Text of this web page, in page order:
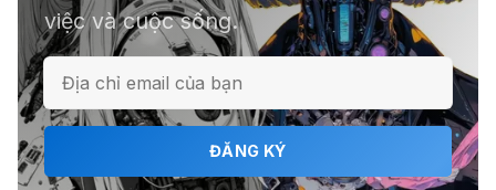
ℹ️ Napkin AI - Biến văn bản thành
infographic
🎗️ Logomaster.ai: Thiết kế logo
việc và cuộc sống.
ĐĂNG KÝ